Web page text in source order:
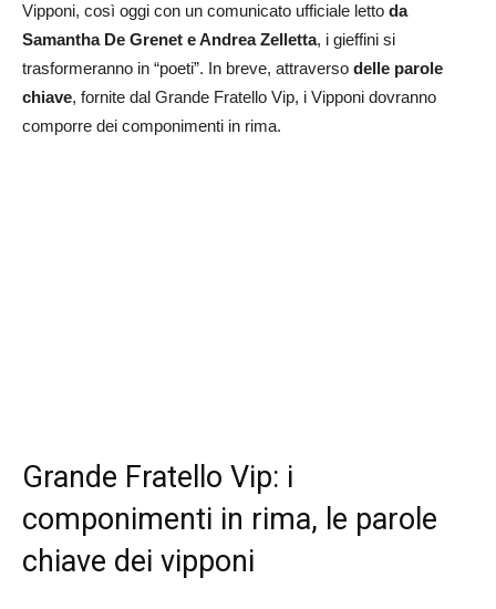
Vipponi, così oggi con un comunicato ufficiale letto da
Samantha De Grenet e Andrea Zelletta, i gieffini si
trasformeranno in “poeti”. In breve, attraverso delle parole
chiave, fornite dal Grande Fratello Vip, i Vipponi dovranno
comporre dei componimenti in rima.
Grande Fratello Vip: i
componimenti in rima, le parole
chiave dei vipponi